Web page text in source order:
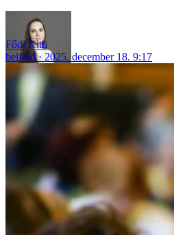
Fődi Kitti
belföld
2025. december 18. 9:17